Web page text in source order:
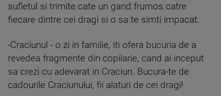
sufletul si trimite cate un gand frumos catre
fiecare dintre cei dragi si o sa te simti impacat.
-Craciunul - o zi in familie, iti ofera bucuria de a
revedea fragmente din copilarie, cand ai inceput
sa crezi cu adevarat in Craciun. Bucura-te de
cadourile Craciunului, fii alaturi de cei dragi!